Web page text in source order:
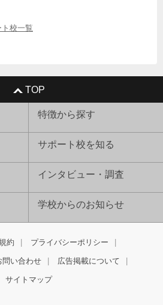
校一覧
TOP
特徴から探す
サポート校を知る
インタビュー・調査
学校からのお知らせ
約 プライバシーポリシー
問い合わせ 広告掲載について
サイトマップ